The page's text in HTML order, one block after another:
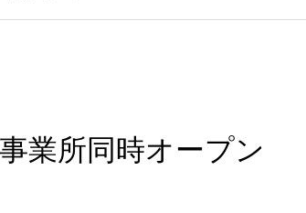
業所同時オープン